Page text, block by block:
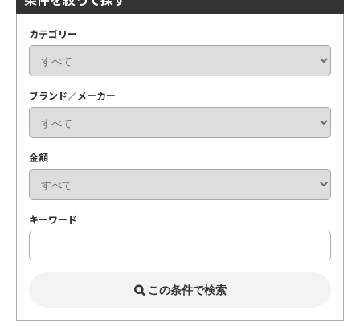
カテゴリー
ブランド／メーカー
金額
キーワード